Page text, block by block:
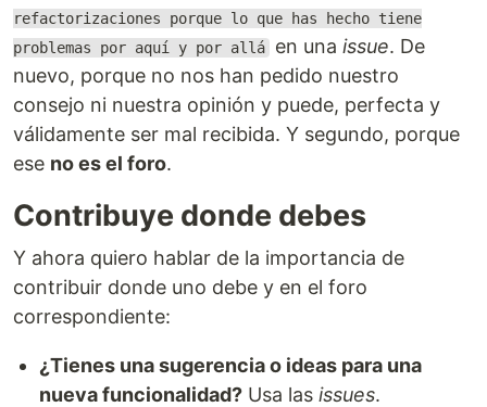
refactorizaciones porque lo que has hecho tiene
problemas por aquí y por allá en una issue. De
nuevo, porque no nos han pedido nuestro
consejo ni nuestra opinión y puede, perfecta y
válidamente ser mal recibida. Y segundo, porque
ese no es el foro.
Contribuye donde debes
Y ahora quiero hablar de la importancia de
contribuir donde uno debe y en el foro
correspondiente:
¿Tienes una sugerencia o ideas para una
nueva funcionalidad? Usa las issues.